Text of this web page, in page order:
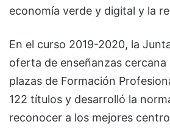
economía verde y digital y la
En el curso 2019-2020, la
oferta de enseñanzas cercana
plazas de Formación
122 títulos y desarrolló la
reconocer a los mejores